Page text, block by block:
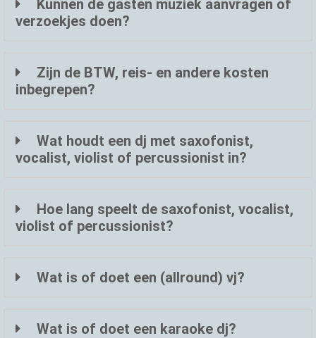
Kunnen de gasten muziek aanvragen of
verzoekjes doen?
Zijn de BTW, reis- en andere kosten
inbegrepen?
Wat houdt een dj met saxofonist,
vocalist, violist of percussionist in?
Hoe lang speelt de saxofonist, vocalist,
violist of percussionist?
Wat is of doet een (allround) vj?
Wat is of doet een karaoke dj?